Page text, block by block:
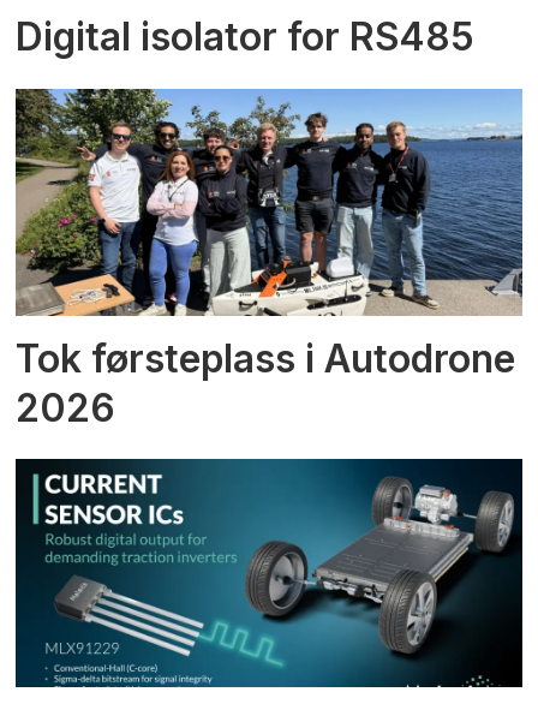
Digital isolator for RS485
Tok førsteplass i Autodrone
2026